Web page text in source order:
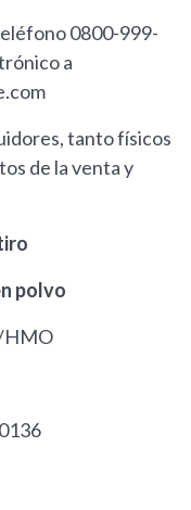
0800-999-
a
tanto físicos
de la venta y
polvo
HMO